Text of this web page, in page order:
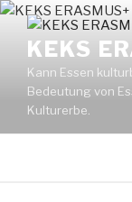
Zum
Inhalt
springen
KEKS
Kann Essen
Bedeutung von
Kulturerbe.